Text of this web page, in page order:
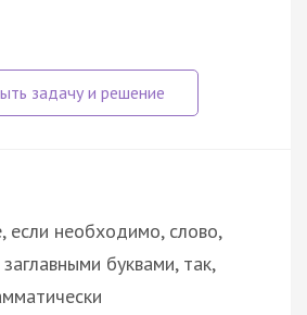
если необходимо, слово,
буквами, так,